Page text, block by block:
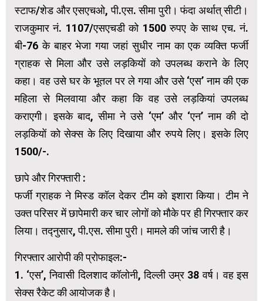
स्टाफ/शेड और एसएचओ, पी.एस. सीमा पुरी। फंदा अर्थात् सीटी।
राजकुमार नं. 1107/एसएचडी को 1500 रुपए के साथ एच. नं.
बी-76 के बाहर भेजा गया जहां सुधीर नाम का एक व्यक्ति फर्जी
ग्राहक से मिला और उसे लड़कियों को उपलब्ध कराने के लिए
कहा। वह उसे घर के भूतल पर ले गया और उसे ‘एस’ नाम की एक
महिला से मिलवाया और कहा कि वह उसे लड़कियां उपलब्ध
कराएगी। इसके बाद, सीमा ने उसे ‘एम’ और ‘एन’ नाम की दो
लड़कियों को सेक्स के लिए दिखाया और रुपये लिए। इसके लिए
1500/-.
छापे और गिरफ्तारी :
फर्जी ग्राहक ने मिस्ड कॉल देकर टीम को इशारा किया। टीम ने
उक्त परिसर में छापेमारी कर चार लोगों को मौके पर ही गिरफ्तार कर
लिया। तद्नुसार, पी.एस. सीमा पुरी। मामले की जांच जारी है।
गिरफ्तार आरोपी की प्रोफाइल:-
1. ‘एस’, निवासी दिलशाद कॉलोनी, दिल्ली उम्र 38 वर्ष। वह इस
सेक्स रैकेट की आयोजक है।